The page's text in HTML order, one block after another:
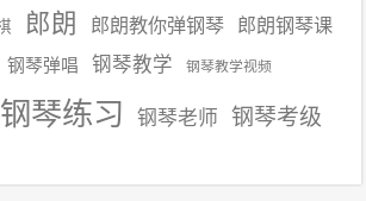
郎朗 郎朗教你弹钢琴 郎朗钢琴课
钢琴弹唱 钢琴教学 钢琴教学视频
钢琴练习 钢琴老师 钢琴考级